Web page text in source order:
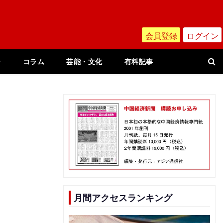
会員登録 ログイン
コラム 芸能・文化 有料記事
月間アクセスランキング